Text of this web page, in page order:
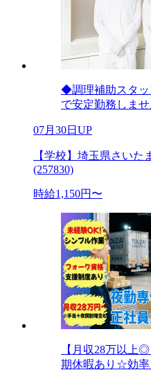
◆調理補助スタ
で安定勤務しま
07月30日UP
【学校】埼玉県さい
(257830)
時給1,150円〜
【月収28万以上
期休暇あり☆効率